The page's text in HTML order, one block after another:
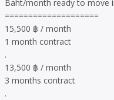
Baht/month ready to move
====================
15,500 ฿ / month
1 month contract
.
13,500 ฿ / month
3 months contract
.